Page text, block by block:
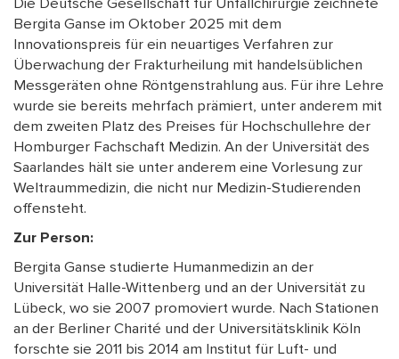
Bergita Ganse im Oktober 2025 mit dem
Innovationspreis für ein neuartiges Verfahren zur
Überwachung der Frakturheilung mit handelsüblichen
Messgeräten ohne Röntgenstrahlung aus. Für ihre Lehre
wurde sie bereits mehrfach prämiert, unter anderem mit
dem zweiten Platz des Preises für Hochschullehre der
Homburger Fachschaft Medizin. An der Universität des
Saarlandes hält sie unter anderem eine Vorlesung zur
Weltraummedizin, die nicht nur Medizin-Studierenden
offensteht.
Zur Person:
Bergita Ganse studierte Humanmedizin an der
Universität Halle-Wittenberg und an der Universität zu
Lübeck, wo sie 2007 promoviert wurde. Nach Stationen
an der Berliner Charité und der Universitätsklinik Köln
forschte sie 2011 bis 2014 am Institut für Luft- und